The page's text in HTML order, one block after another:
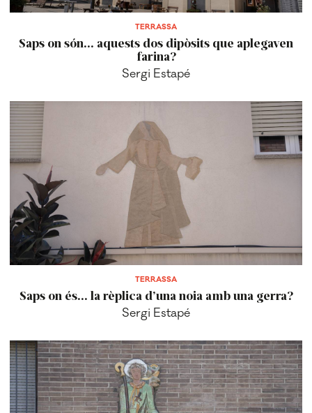
TERRASSA
Saps on són... aquests dos dipòsits que aplegaven
farina?
Sergi Estapé
TERRASSA
Saps on és... la rèplica d’una noia amb una gerra?
Sergi Estapé